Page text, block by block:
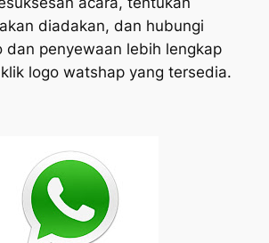
diadakan, dan hubungi
dan penyewaan lebih lengkap
logo watshap yang tersedia.